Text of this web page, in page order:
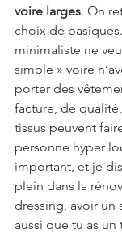
voire larges. On
choix de
minimaliste ne
simple » voire
porter des
facture, de
tissus peuvent
personne hyper
important, et je
plein dans la
dressing, avoir un
aussi que tu as